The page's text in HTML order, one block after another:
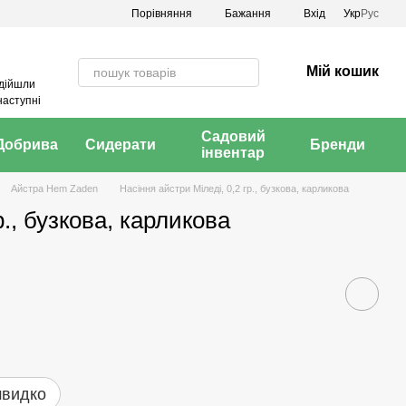
Порівняння Бажання Вхід УкрРус
Мій кошик
Сидерати
Садовий
інвентар
Бренди
Айстра Hem Zaden Насіння айстри Міледі, 0,2 гр., бузкова, карликова
бузкова, карликова